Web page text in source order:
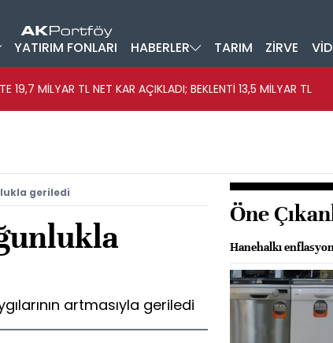
YATIRIM FONLARI HABERLER TARIM ZİRVE
19,7 MİLYAR TL NET KAR AÇIKLADI; BEKLENTİ 13,5 MİLYAR TL
geriledi
artmasıyla geriledi
Öne
Hanehalkı